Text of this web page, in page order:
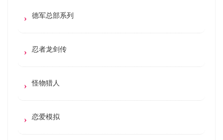
德军总部系列
忍者龙剑传
怪物猎人
恋爱模拟